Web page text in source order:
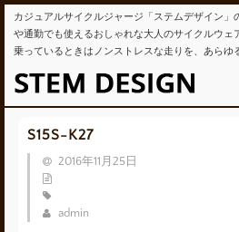
カジュアルサイクルジャージ「ステムデザイン」
や通勤でも使えるおしゃれな大人のサイクルウェ
乗っているときはノンストレスな走りを、あらゆ
S15S-K27
2016年11月25日
admin